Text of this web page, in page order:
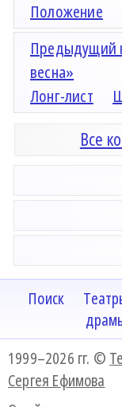
Положение
Предыдущий
весна»
Лонг-лист
Все
Поиск
1999–2026 гг. ©
Сергея Ефимова